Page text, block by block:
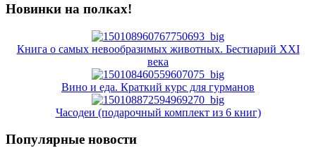
Новинки на полках!
Книга о самых невообразимых животных. Бестиарий XXI
века
Вино и еда. Краткий курс для гурманов
Часодеи (подарочный комплект из 6 книг)
Популярные новости